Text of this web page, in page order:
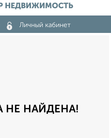
НЕДВИЖИМОСТЬ
Личный кабинет
НЕ НАЙДЕНА!